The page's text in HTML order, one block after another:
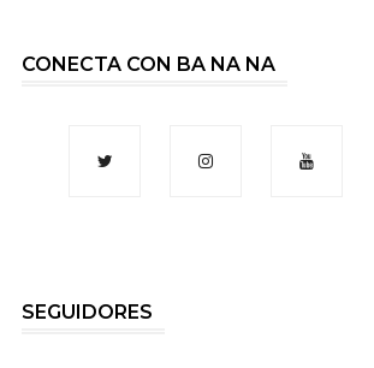
CONECTA CON BA NA NA
SEGUIDORES